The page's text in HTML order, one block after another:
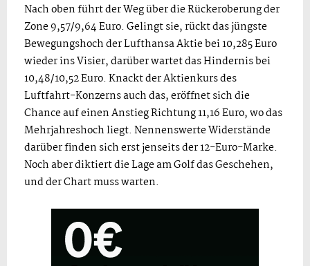
Nach oben führt der Weg über die Rückeroberung der
Zone 9,57/9,64 Euro. Gelingt sie, rückt das jüngste
Bewegungshoch der Lufthansa Aktie bei 10,285 Euro
wieder ins Visier, darüber wartet das Hindernis bei
10,48/10,52 Euro. Knackt der Aktienkurs des
Luftfahrt-Konzerns auch das, eröffnet sich die
Chance auf einen Anstieg Richtung 11,16 Euro, wo das
Mehrjahreshoch liegt. Nennenswerte Widerstände
darüber finden sich erst jenseits der 12-Euro-Marke.
Noch aber diktiert die Lage am Golf das Geschehen,
und der Chart muss warten.